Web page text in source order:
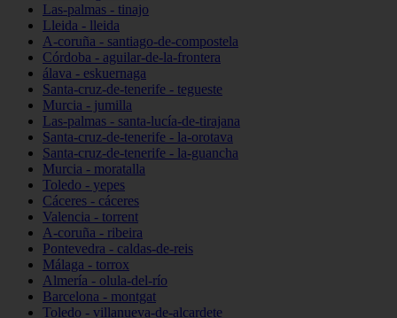
Las-palmas - tinajo
Lleida - lleida
A-coruña - santiago-de-compostela
Córdoba - aguilar-de-la-frontera
álava - eskuernaga
Santa-cruz-de-tenerife - tegueste
Murcia - jumilla
Las-palmas - santa-lucía-de-tirajana
Santa-cruz-de-tenerife - la-orotava
Santa-cruz-de-tenerife - la-guancha
Murcia - moratalla
Toledo - yepes
Cáceres - cáceres
Valencia - torrent
A-coruña - ribeira
Pontevedra - caldas-de-reis
Málaga - torrox
Almería - olula-del-río
Barcelona - montgat
Toledo - villanueva-de-alcardete